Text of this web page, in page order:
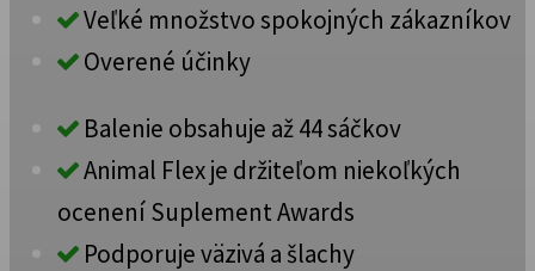
Veľké množstvo spokojných zákazníkov
Overené účinky
Balenie obsahuje až 44 sáčkov
Animal Flex je držiteľom niekoľkých
ocenení Suplement Awards
Podporuje väzivá a šlachy